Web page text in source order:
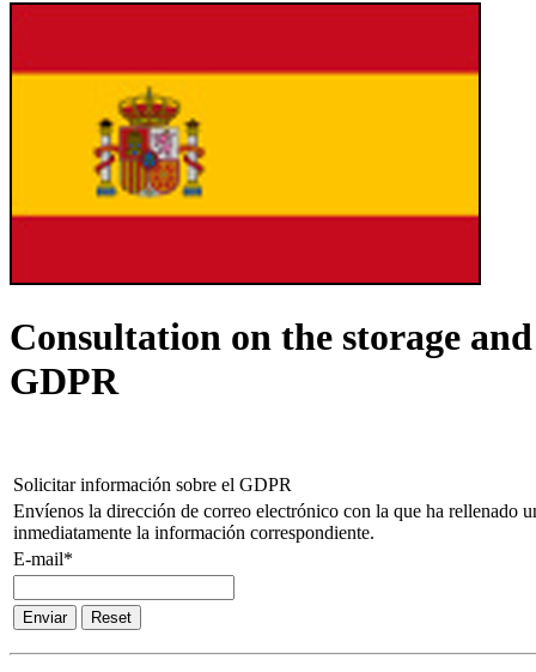
Consultation on the storage
GDPR
Solicitar información sobre el GDPR
Envíenos la dirección de correo electrónico con la que ha rellenado
inmediatamente la información correspondiente.
E-mail*
Enviar Reset